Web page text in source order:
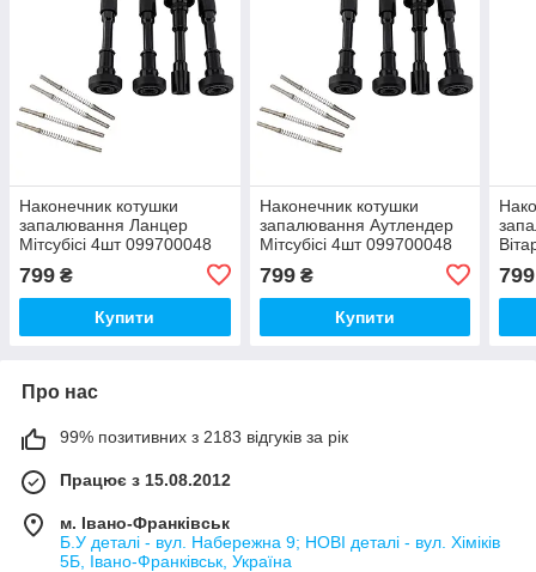
Наконечник котушки
запалювання Ланцер
Мітсубісі 4шт 099700048
MD361710 UF280
799 ₴
Купити
Наконечник котушки
запалювання Аутлендер
Мітсубісі 4шт 099700048
MD361710 UF280
799₴
Купити
799
Про нас
99% позитивних з 2183 відгуків за рік
Працює з 15.08.2012
м. Івано-Франківськ
Б.У деталі - вул. Набережна 9; НОВІ деталі - вул. Хіміків
5Б, Івано-Франківськ, Україна